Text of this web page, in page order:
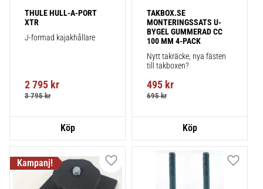
THULE HULL-A-PORT
XTR
J-formad kajakhållare
2 795 kr
3 795kr
TAKBOX.SE
MONTERINGSSATS U-
BYGEL GUMMERAD CC
100 MM 4-PACK
Nytt takräcke, nya fästen
till takboxen?
495 kr
695kr
Lägg till i favoriter Lägg